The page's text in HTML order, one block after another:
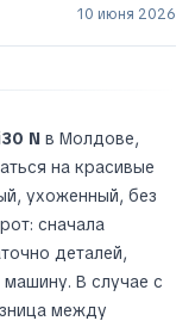
10 июня 2026
N в Молдове,
на красивые
ухоженный, без
сначала
деталей,
В случае с
между